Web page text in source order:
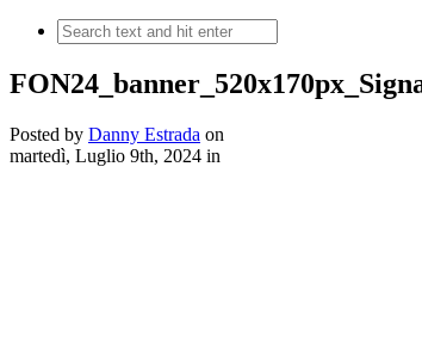
Posted by Danny Estrada on
martedì, Luglio 9th, 2024 in